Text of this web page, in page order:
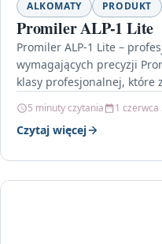
ALKOMATY PRODUKT
Promiler ALP-1 Lite
Promiler ALP-1 Lite –
wymagających precyzji
klasy profesjonalnej, które
5 minuty czytania 1 czerwca
Czytaj więcej